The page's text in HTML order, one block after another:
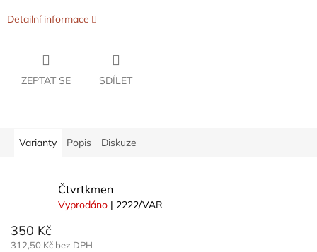
Detailní informace
ZEPTAT SE SDÍLET
Varianty Popis Diskuze
Čtvrtkmen
Vyprodáno | 2222/VAR
350 Kč
312,50 Kč bez DPH